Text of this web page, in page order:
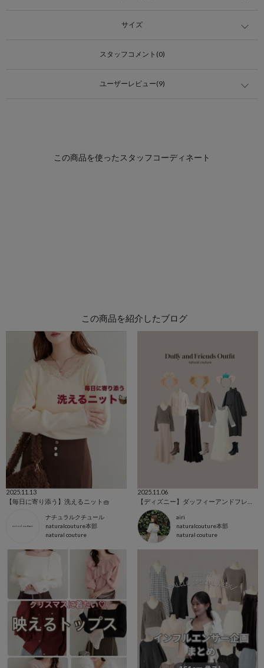
サイズ
スタッフコメント(0)
ユーザーレビュー(9)
この商品を紹介したブログ
2025.11.13
【毎日に寄り添う】洗えるニット🧺
ナチュラルクチュール
naturalcouture本部
natural couture
2025.11.06
airi
naturalcouture本部
natural couture